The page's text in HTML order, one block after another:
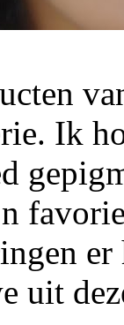
Ik
uit